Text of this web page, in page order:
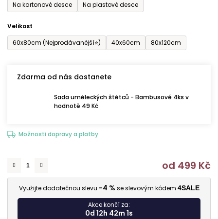
Na kartonové desce
Na plastové desce
Velikost
60x80cm (Nejprodávanější⭐)
40x60cm 80x120cm
Zdarma od nás dostanete
Sada uměleckých štětců - Bambusové 4ks v
hodnotě 49 Kč
Možnosti dopravy a platby
od 499 Kč
Využijte dodatečnou slevu -4 % se slevovým kódem 4SALE
Akce končí za:
0d 12h 42m 0s